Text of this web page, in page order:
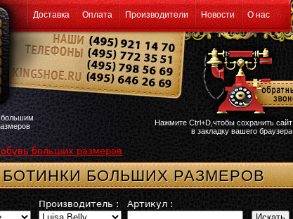
Доставка Оплата Производители Новости О нас
большим
Нажмите Ctrl+D,чтобы сохранить сайт
в закладку вашего браузера
больших размеров
БОЛЬШИХ РАЗМЕРОВ
Производитель : Артикул :